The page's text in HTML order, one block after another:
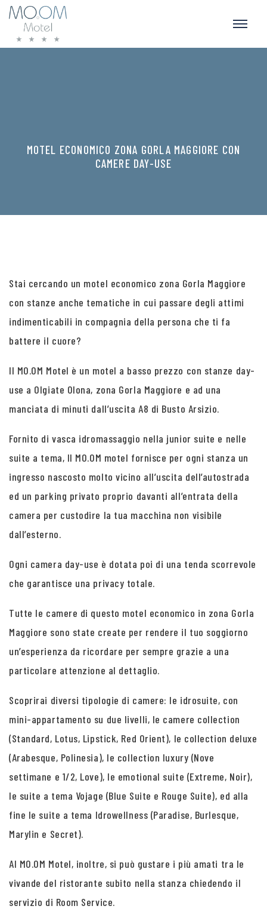
MOTEL ECONOMICO ZONA GORLA MAGGIORE CON
CAMERE DAY-USE
Stai cercando un motel economico zona Gorla Maggiore
con stanze anche tematiche in cui passare degli attimi
indimenticabili in compagnia della persona che ti fa
battere il cuore?
Il MO.OM Motel è un motel a basso prezzo con stanze day-
use a Olgiate Olona, zona Gorla Maggiore e ad una
manciata di minuti dall’uscita A8 di Busto Arsizio.
Fornito di vasca idromassaggio nella junior suite e nelle
suite a tema, Il MO.OM motel fornisce per ogni stanza un
ingresso nascosto molto vicino all’uscita dell’autostrada
ed un parking privato proprio davanti all’entrata della
camera per custodire la tua macchina non visibile
dall’esterno.
Ogni camera day-use è dotata poi di una tenda scorrevole
che garantisce una privacy totale.
Tutte le camere di questo motel economico in zona Gorla
Maggiore sono state create per rendere il tuo soggiorno
un’esperienza da ricordare per sempre grazie a una
particolare attenzione al dettaglio.
Scoprirai diversi tipologie di camere: le idrosuite, con
mini-appartamento su due livelli, le camere collection
(Standard, Lotus, Lipstick, Red Orient), le collection deluxe
(Arabesque, Polinesia), le collection luxury (Nove
settimane e 1/2, Love), le emotional suite (Extreme, Noir),
le suite a tema Vojage (Blue Suite e Rouge Suite), ed alla
fine le suite a tema Idrowellness (Paradise, Burlesque,
Marylin e Secret).
Al MO.OM Motel, inoltre, si può gustare i più amati tra le
vivande del ristorante subito nella stanza chiedendo il
servizio di Room Service.